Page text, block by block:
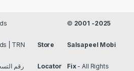
| TRN Store
Locator
© 2001 -2025
Salsapeel Mobi
Fix- All Rights